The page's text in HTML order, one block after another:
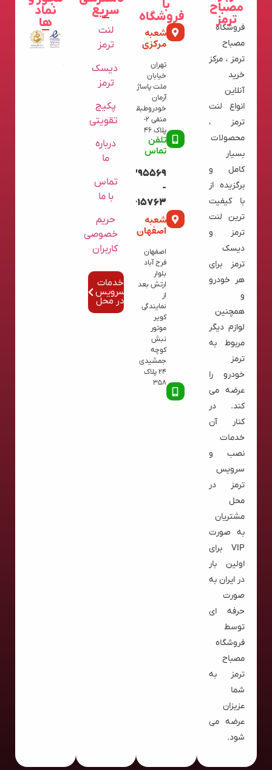
مصباح
ترمز
فروشگاه
مصباح
ترمز ، مرکز
خرید
آنلاین
انواع لنت
ترمز ،
محصولات
بسیار
کامل و
برگزیده از
با کیفیت
ترین لنت
ترمز و
دیسک
ترمز برای
هر خودرو
و
همچنین
لوازم دیگر
مربوط به
ترمز
خودرو را
عرضه می
کند. در
کنار آن
خدمات
نصب و
سرویس
ترمز در
محل
مشتریان
به صورت
VIP برای
اولین بار
در ایران به
صورت
حرفه ای
توسط
فروشگاه
مصباح
ترمز به
شما
عزیزان
عرضه می
شود.
با
فروشگاه
شعبه
مرکزی
تهران
خیابان
ملت پاساژ
آرمان
خودروطبقه
منفی 2-
پلاک 46
تلفن
تماس
09120395569
-
02136615763
شعبه
اصفهان
اصفهان
فرح آباد
بلوار
ارتش بعد
از
نمایندگی
کویر
موتور
نبش
کوچه
جمشیدی
24 پلاک
358
سریع
لنت
ترمز
دیسک
ترمز
پکیج
تقویتی
درباره
ما
تماس
با ما
حریم
خصوصی
کاربران
خدمات
سرویس
در محل
نماد
ها